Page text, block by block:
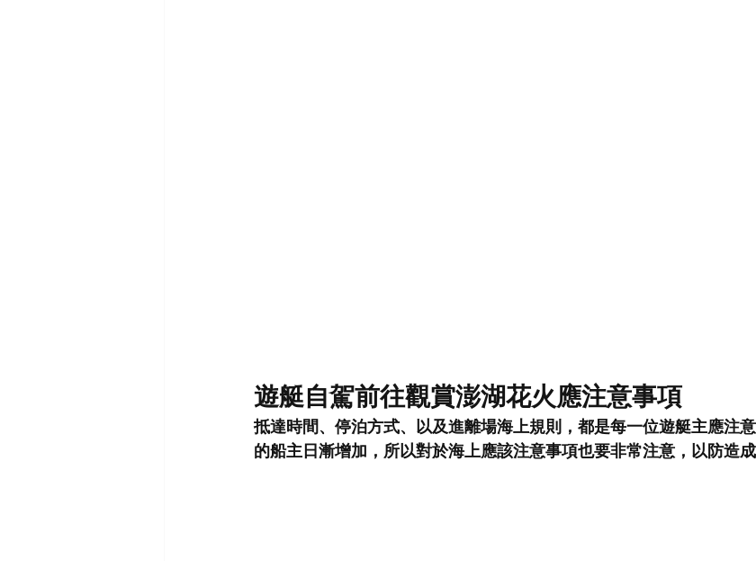
遊艇自駕前往觀賞澎湖花火應注意事項
抵達時間、停泊方式、以及進離場海上規則，都是每一位遊艇主應注
的船主日漸增加，所以對於海上應該注意事項也要非常注意，以防造成